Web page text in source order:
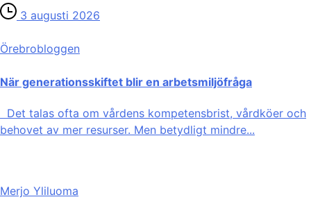
3 augusti 2026
Örebro­bloggen
När generationsskiftet blir en arbetsmiljöfråga
Det talas ofta om vårdens kompetensbrist, vårdköer och
behovet av mer resurser. Men betydligt mindre...
Merjo Yliluoma